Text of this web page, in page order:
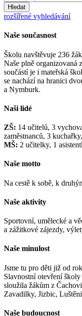
Hledat
rozšířené vyhledávání
Naše současnost
Školu navštěvuje 236
Naše plně organizovaná
součástí je i mateřská
se nachází na hranici
a Nymburk.
Naši lidé
ZŠ: 14 učitelů, 3
zaměstnanců, 3
MŠ: 2 učitelky, 1
Naše motto
Na cestě k sobě, k
Naše aktivity
Sportovní, umělecké a
a zážitkové zájezdy,
Naše minulost
Jsme tu pro děti již od
Slavnostní otevření
sloužila žákům z
Zavadilky, Jizbic,
Naše budoucnost